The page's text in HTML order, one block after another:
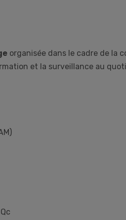
organisée dans le cadre de la
et la surveillance au